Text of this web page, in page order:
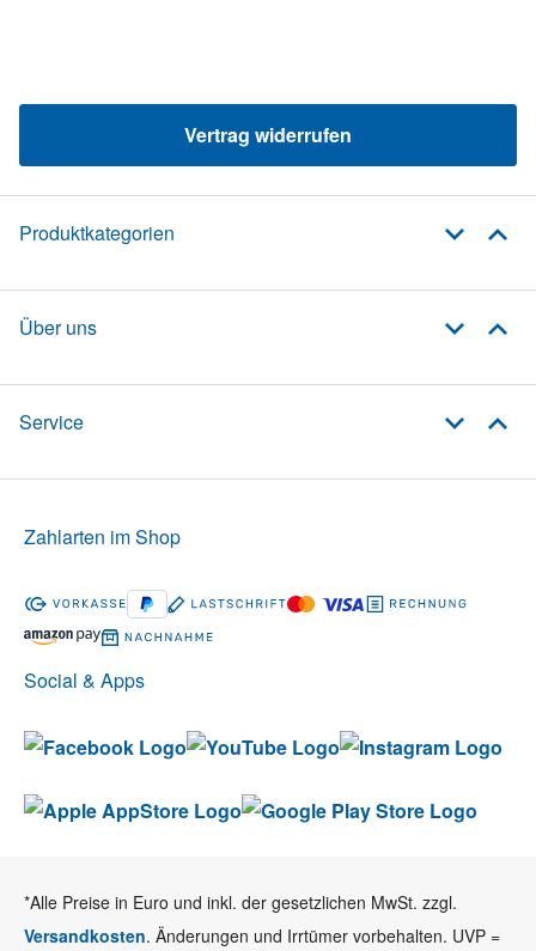
Vertrag widerrufen
Produktkategorien
Über uns
Service
Social & Apps
Zahlarten im Shop
*Alle Preise in Euro und inkl. der gesetzlichen MwSt. zzgl.
Versandkosten. Änderungen und Irrtümer vorbehalten. UVP =